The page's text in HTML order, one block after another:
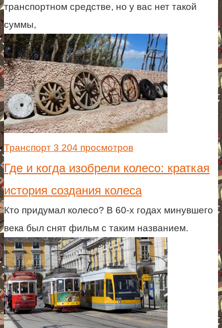
транспортном средстве, но у вас нет такой
суммы,
Транспорт 3 204 просмотров
Где и когда изобрели колесо: краткая
история создания колеса
Кто придумал колесо? В 60-х годах минувшего
века был снят фильм с таким названием.